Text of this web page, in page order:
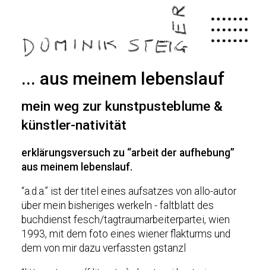
content
... aus meinem lebenslauf
mein weg zur kunstpusteblume &
künstler-nativität
erklärungsversuch zu “arbeit der aufhebung”
aus meinem lebenslauf.
“a.d.a.” ist der titel eines aufsatzes von allo-autor
über mein bisheriges werkeln - faltblatt des
buchdienst fesch/tagtraumarbeiterpartei, wien
1993, mit dem foto eines wiener flakturms und
dem von mir dazu verfassten gstanzl